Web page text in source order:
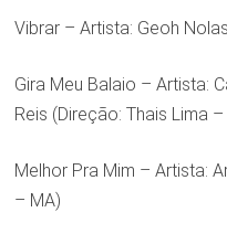
Vibrar – Artista: Geoh
Gira Meu Balaio – Artista:
Reis (Direção: Thais Lima –
Melhor Pra Mim – Artista:
– MA)